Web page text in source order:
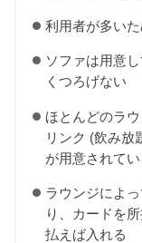
利用者が多い
ソファは用意
くつろげない
ほとんどのラ
リンク (飲み放
が用意されてい
ラウンジによ
り、カードを
払えば入れる